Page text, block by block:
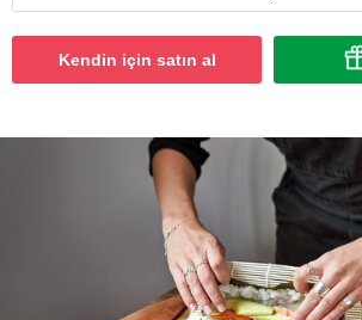
Kendin için satın al